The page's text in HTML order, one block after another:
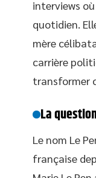
interviews
quotidien.
mère
carrière
transformer
La
Le nom Le
française